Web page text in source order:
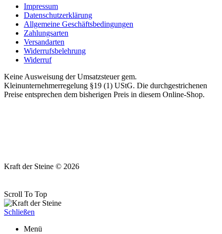
Impressum
Datenschutzerklärung
Allgemeine Geschäftsbedingungen
Zahlungsarten
Versandarten
Widerrufsbelehrung
Widerruf
Keine Ausweisung der Umsatzsteuer gem.
Kleinunternehmerregelung §19 (1) UStG. Die durchgestrichenen
Preise entsprechen dem bisherigen Preis in diesem Online-Shop.
Kraft der Steine © 2026
Scroll To Top
Schließen
Menü